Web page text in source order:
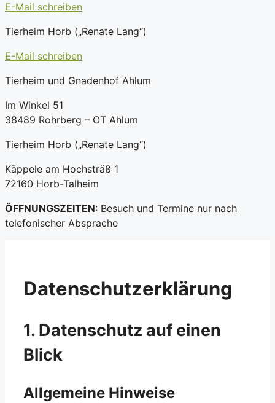
E-Mail schreiben
Tierheim Horb („Renate Lang“)
E-Mail schreiben
Tierheim und Gnadenhof Ahlum
Im Winkel 51
38489 Rohrberg – OT Ahlum
Tierheim Horb („Renate Lang“)
Käppele am Hochsträß 1
72160 Horb-Talheim
ÖFFNUNGSZEITEN: Besuch und Termine nur nach
telefonischer Absprache
Datenschutz­erklärung
1. Datenschutz auf einen
Blick
Allgemeine Hinweise